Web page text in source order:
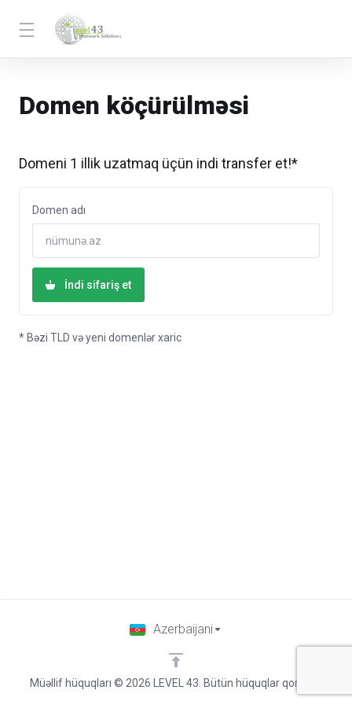
Domen köçürülməsi
Domeni 1 illik uzatmaq üçün indi transfer et!*
Domen adı
İndi sifariş et
* Bəzi TLD və yeni domenlər xaric
Müəllif hüquqları © 2026 LEVEL 43. Bütün hüquqlar qorunur.
Azerbaijani